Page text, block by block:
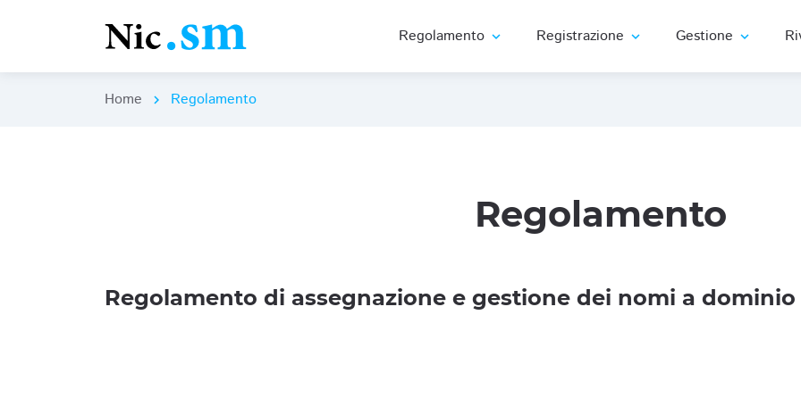
Regolamento expand_more Registrazione expand_more Gestione expand_more
Home chevron_right Regolamento
Regolamento
Regolamento di assegnazione e gestione dei nomi a dominio